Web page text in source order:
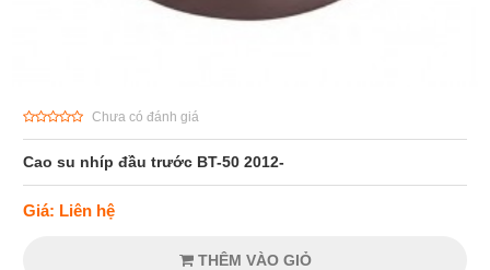
Chưa có đánh giá
Cao su nhíp đầu trước BT-50 2012-
Giá: Liên hệ
THÊM VÀO GIỎ